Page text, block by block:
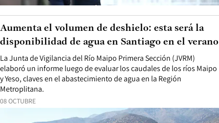
08 OCTUBRE
La Junta de Vigilancia del Río Maipo Primera Sección (JVRM)
elaboró un informe luego de evaluar los caudales de los ríos Maipo
y Yeso, claves en el abastecimiento de agua en la Región
Metroplitana.
Aumenta el volumen de deshielo: esta será la
disponibilidad de agua en Santiago en el verano